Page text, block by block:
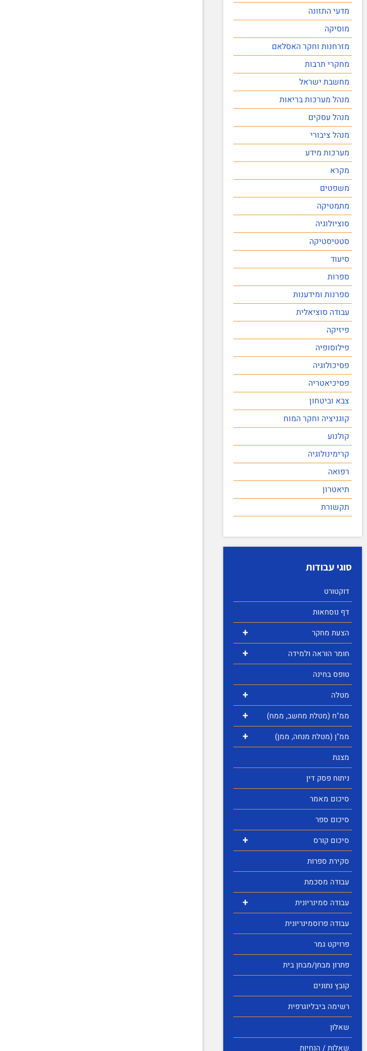
מדעי התזונה
מוסיקה
מזרחנות וחקר האסלאם
מחקרי תרבות
מחשבת ישראל
מנהל מערכות בריאות
מנהל עסקים
מנהל ציבורי
מערכות מידע
מקרא
משפטים
מתמטיקה
סוציולוגיה
סטטיסטיקה
סיעוד
ספרות
ספרנות ומידענות
עבודה סוציאלית
פיזיקה
פילוסופיה
פסיכולוגיה
פסיכיאטריה
צבא וביטחון
קוגניציה וחקר המוח
קולנוע
קרימינולוגיה
רפואה
תיאטרון
תקשורת
סוגי עבודות
דוקטורט
דף נוסחאות
+ הצעת מחקר
+
חומר הוראה ולמידה
טופס בחינה
+ מטלה
+ ממ"ח (מטלת מחשב, ממח)
+
ממ"ן (מטלת מנחה, ממן)
מצגת
ניתוח פסק דין
סיכום מאמר
סיכום ספר
+
סיכום קורס
סקירת ספרות
עבודה מסכמת
+
עבודה סמינריונית
עבודה פרוסמינריונית
פרויקט גמר
פתרון מבחן/מבחן בית
קובץ נתונים
רשימה ביבליוגרפית
שאלון
שאלות / הנחיות